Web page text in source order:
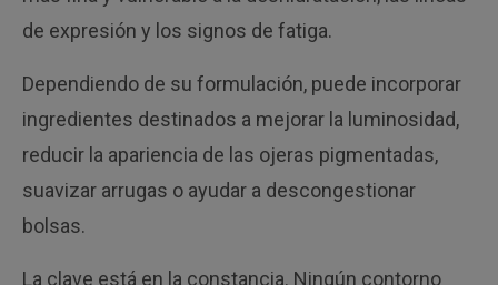
de expresión y los signos de fatiga.
Dependiendo de su formulación, puede incorporar
ingredientes destinados a mejorar la luminosidad,
reducir la apariencia de las ojeras pigmentadas,
suavizar arrugas o ayudar a descongestionar
bolsas.
La clave está en la constancia. Ningún contorno